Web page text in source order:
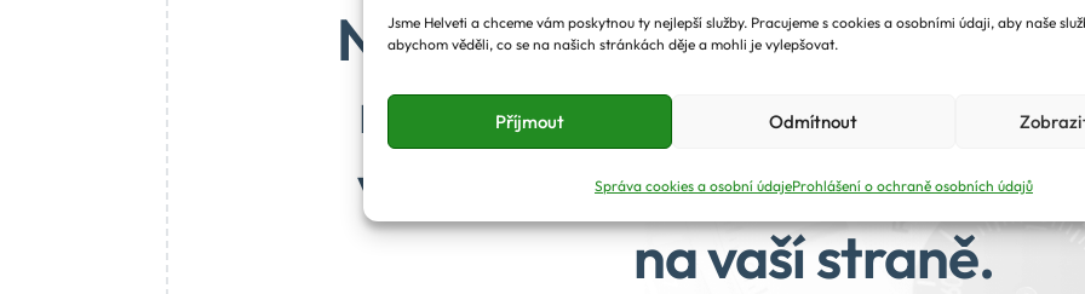
Jsme Helveti a chceme vám poskytnou ty nejlepší služby. Pracujeme s cookies a osobními údaji, aby naše
abychom věděli, co se na našich stránkách děje a mohli je vylepšovat.
Příjmout Odmítnout
Správa cookies a osobní údajeProhlášení o ochraně osobních údajů
Na blogu pro vás odkrýváme
maličkých strojků času,
v e‑shopu. Pojďte dál, v
na vaší straně.